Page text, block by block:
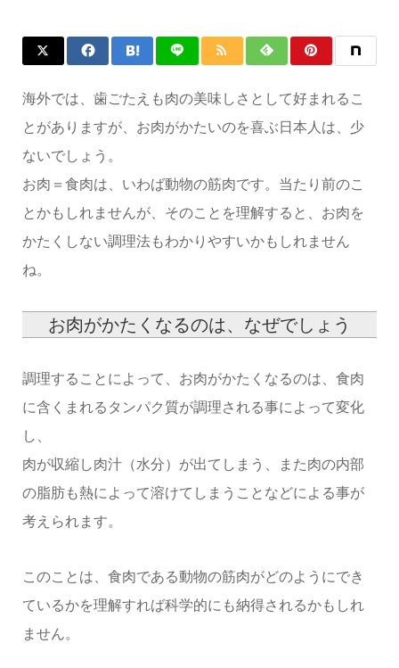
海外では、歯ごたえも肉の美味しさとして好まれるこ
とがありますが、お肉がかたいのを喜ぶ日本人は、少
ないでしょう。
お肉＝食肉は、いわば動物の筋肉です。当たり前のこ
とかもしれませんが、そのことを理解すると、お肉を
かたくしない調理法もわかりやすいかもしれません
ね。
お肉がかたくなるのは、なぜでしょう
調理することによって、お肉がかたくなるのは、食肉
に含くまれるタンパク質が調理される事によって変化
し、
肉が収縮し肉汁（水分）が出てしまう、また肉の内部
の脂肪も熱によって溶けてしまうことなどによる事が
考えられます。
このことは、食肉である動物の筋肉がどのようにでき
ているかを理解すれば科学的にも納得されるかもしれ
ません。